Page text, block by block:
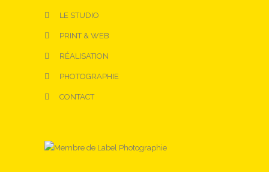
LE STUDIO
PRINT & WEB
RÉALISATION
PHOTOGRAPHIE
CONTACT